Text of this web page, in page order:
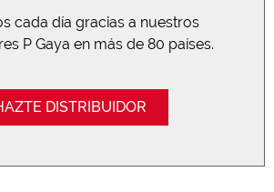
cada día gracias a nuestros
P Gaya en más de 80 países.
DISTRIBUIDOR